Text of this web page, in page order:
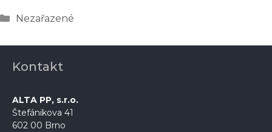
Rubriky
Nezařazené
Kontakt
ALTA PP, s.r.o.
Štefánikova 41
602 00 Brno